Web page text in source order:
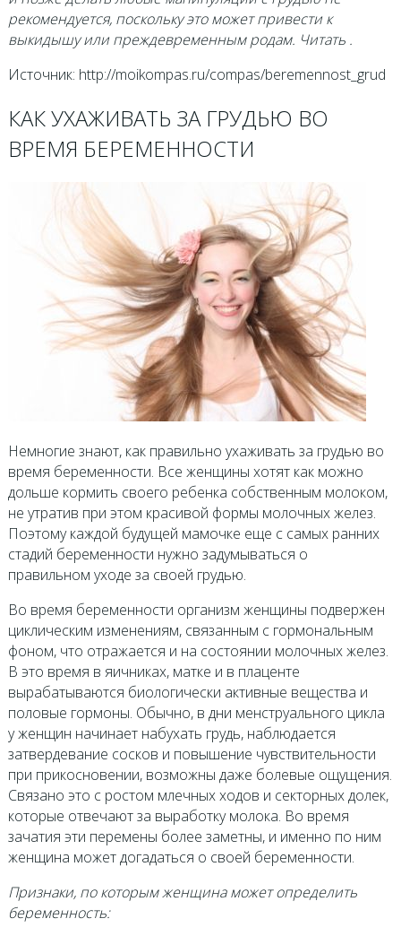
рекомендуется, поскольку это может привести к
выкидышу или преждевременным родам. Читать .
Источник: http://moikompas.ru/compas/beremennost_grud
КАК УХАЖИВАТЬ ЗА ГРУДЬЮ ВО
ВРЕМЯ БЕРЕМЕННОСТИ
Немногие знают, как правильно ухаживать за грудью во
время беременности. Все женщины хотят как можно
дольше кормить своего ребенка собственным молоком,
не утратив при этом красивой формы молочных желез.
Поэтому каждой будущей мамочке еще с самых ранних
стадий беременности нужно задумываться о
правильном уходе за своей грудью.
Во время беременности организм женщины подвержен
циклическим изменениям, связанным с гормональным
фоном, что отражается и на состоянии молочных желез.
В это время в яичниках, матке и в плаценте
вырабатываются биологически активные вещества и
половые гормоны. Обычно, в дни менструального цикла
у женщин начинает набухать грудь, наблюдается
затвердевание сосков и повышение чувствительности
при прикосновении, возможны даже болевые ощущения.
Связано это с ростом млечных ходов и секторных долек,
которые отвечают за выработку молока. Во время
зачатия эти перемены более заметны, и именно по ним
женщина может догадаться о своей беременности.
Признаки, по которым женщина может определить
беременность: